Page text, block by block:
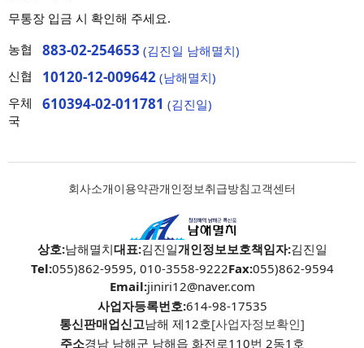
무통장 입금 시 확인해 주세요.
농협
883-02-254653 (김진일 남해멸치)
신협
10120-12-009642 (남해멸치)
우체
국
610394-02-011781 (김진일)
회사소개이용약관개인정보취급방침 고객센터
상호:남해멸치대표:김진일개인정보보호책임자:김진일
Tel:055)862-9595, 010-3558-9222Fax:055)862-9594
Email:jiniri12@naver.com
사업자등록번호:614-98-17535
통신판매업신고남해 제12호[사업자정보확인]
주소경남 남해군 남해읍 화전로110번 2동1호